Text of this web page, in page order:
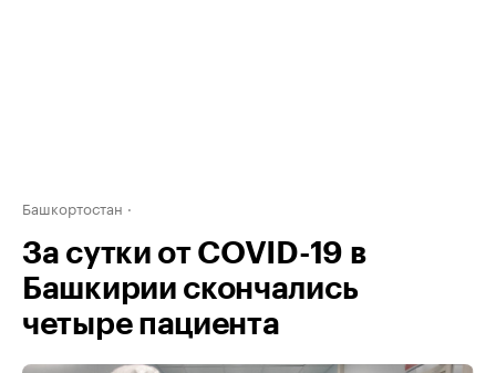
Башкортостан
За сутки от COVID-19 в
Башкирии скончались
четыре пациента